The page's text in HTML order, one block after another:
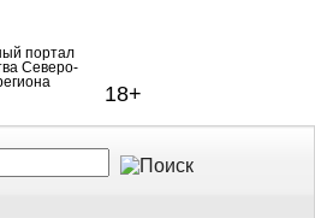
портал
Северо-
18+